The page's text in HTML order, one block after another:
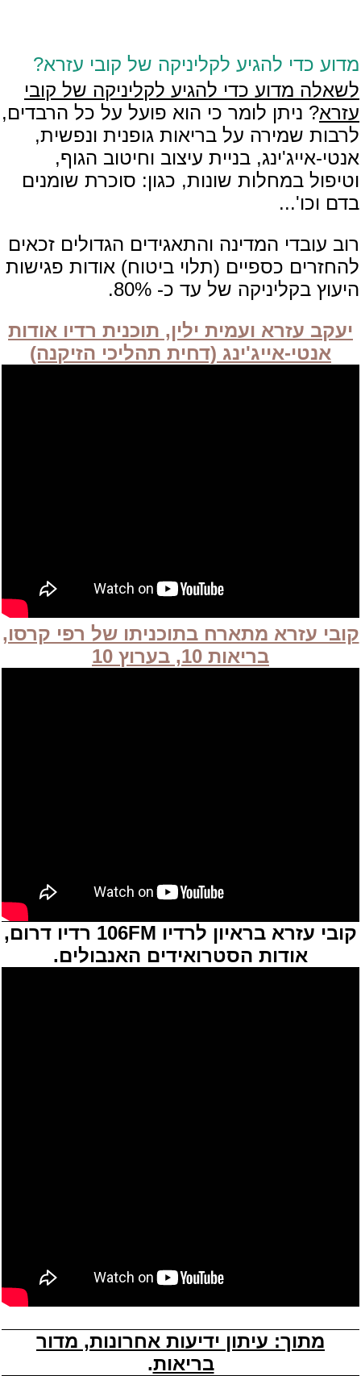
מדוע כדי להגיע לקליניקה של קובי עזרא?
לשאלה מדוע כדי להגיע לקליניקה של קובי
עזרא? ניתן לומר כי הוא פועל על כל הרבדים,
לרבות שמירה על בריאות גופנית ונפשית,
אנטי-אייג'ינג, בניית עיצוב וחיטוב הגוף,
וטיפול במחלות שונות, כגון: סוכרת שומנים
בדם וכו'...
רוב עובדי המדינה והתאגידים הגדולים זכאים
להחזרים כספיים (תלוי ביטוח) אודות פגישות
היעוץ בקליניקה של עד כ- 80%.
יעקב עזרא ועמית ילין, תוכנית רדיו אודות
אנטי-אייג'ינג (דחית תהליכי הזיקנה)
קובי עזרא מתארח בתוכניתו של רפי קרסו,
בריאות 10, בערוץ 10
קובי עזרא בראיון לרדיו 106FM רדיו דרום,
אודות הסטרואידים האנבולים.
מתוך: עיתון ידיעות אחרונות, מדור
בריאות.